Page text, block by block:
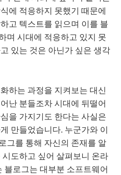
에 적응하지 못했기 때문에
고 텍스트를 읽으며 이를 블
며 시대에 적응하고 있지 못
있는 것은 아닌가 싶은 생각
하는 과정을 지켜보는 대신
난 분들조차 시대에 뒤떨어
을 가지기도 한다는 사실은
만들었습니다. 누군가와 이
그를 통해 자신의 존재를 알
도하고 싶어 살펴보니 온라
블로그는 대부분 소프트웨어